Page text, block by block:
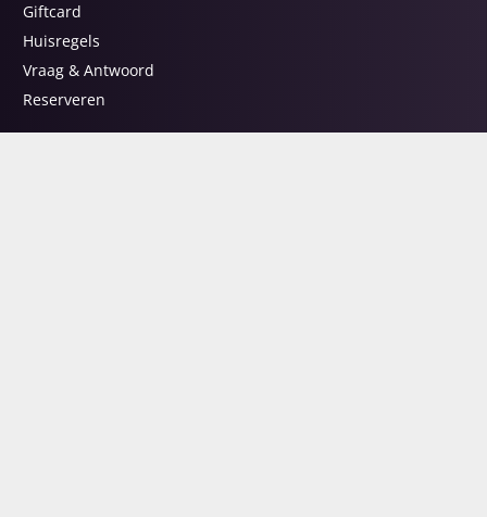
Giftcard
Huisregels
Vraag & Antwoord
Reserveren